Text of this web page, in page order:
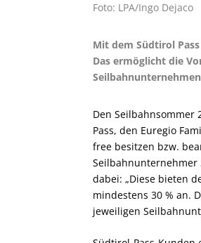
Foto: LPA/Ingo Dejaco
Mit dem Südtirol
Das ermöglicht die
Den Seilbahnsommer
Pass, den Euregio
free besitzen bzw.
Seilbahnunternehmer
dabei: „Diese bieten
mindestens 30 % an.
jeweiligen